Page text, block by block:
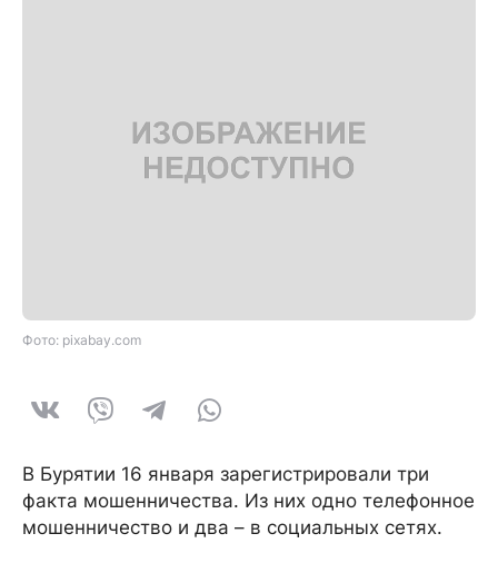
Фото: pixabay.com
В Бурятии 16 января зарегистрировали три
факта мошенничества. Из них одно телефонное
мошенничество и два – в социальных сетях.